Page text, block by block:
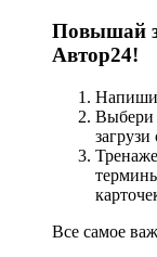
Повышай
Автор24!
Выбери
загрузи
Все самое